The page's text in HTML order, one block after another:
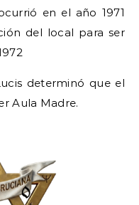
en el año 1971
del local para ser
determinó que el
Aula Madre.